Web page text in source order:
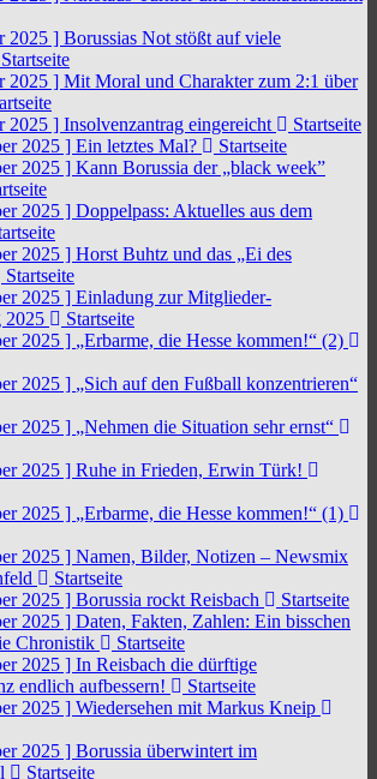
2025 ] Borussias Not stößt auf viele
Startseite
2025 ] Mit Moral und Charakter zum 2:1 über
2025 ] Insolvenzantrag eingereicht
Startseite
2025 ] Ein letztes Mal?
Startseite
2025 ] Kann Borussia der „black week”
2025 ] Doppelpass: Aktuelles aus dem
2025 ] Horst Buhtz und das „Ei des
Startseite
2025 ] Einladung zur Mitglieder-
2025
Startseite
2025 ] „Erbarme, die Hesse kommen!“ (2)
2025 ] „Sich auf den Fußball konzentrieren“
2025 ] „Nehmen die Situation sehr ernst“
2025 ] Ruhe in Frieden, Erwin Türk!
2025 ] „Erbarme, die Hesse kommen!“ (1)
2025 ] Namen, Bilder, Notizen – Newsmix
Startseite
2025 ] Borussia rockt Reisbach
Startseite
2025 ] Daten, Fakten, Zahlen: Ein bisschen
Chronistik
Startseite
2025 ] In Reisbach die dürftige
endlich aufbessern!
Startseite
2025 ] Wiedersehen mit Markus Kneip
2025 ] Borussia überwintert im
Startseite